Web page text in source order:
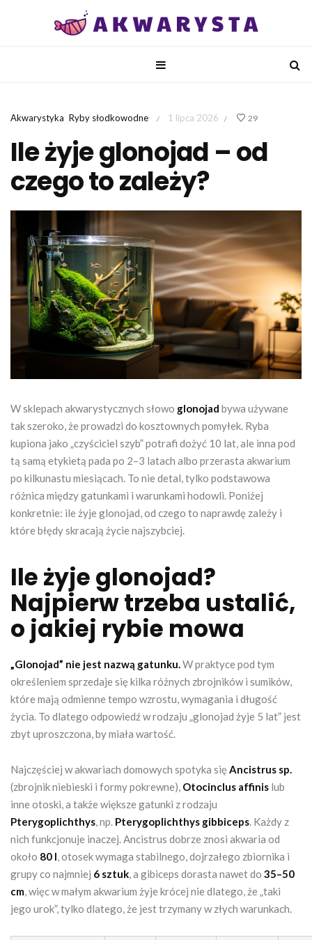
Akwarystyka Ryby słodkowodne / 1 lipca 2026 / 29
Ile żyje glonojad – od
czego to zależy?
W sklepach akwarystycznych słowo glonojad bywa używane
tak szeroko, że prowadzi do kosztownych pomyłek. Ryba
kupiona jako „czyściciel szyb” potrafi dożyć 10 lat, ale inna pod
tą samą etykietą pada po 2–3 latach albo przerasta akwarium
po kilkunastu miesiącach. To nie detal, tylko podstawowa
różnica między gatunkami i warunkami hodowli. Poniżej
konkretnie: ile żyje glonojad, od czego to naprawdę zależy i
które błędy skracają życie najszybciej.
Ile żyje glonojad?
Najpierw trzeba ustalić,
o jakiej rybie mowa
„Glonojad” nie jest nazwą gatunku.W praktyce pod tym
określeniem sprzedaje się kilka różnych zbrojników i sumików,
które mają odmienne tempo wzrostu, wymagania i długość
życia. To dlatego odpowiedź w rodzaju „glonojad żyje 5 lat” jest
zbyt uproszczona, by miała wartość.
Najczęściej w akwariach domowych spotyka sięAncistrus sp.
(zbrojnik niebieski i formy pokrewne), Otocinclus affinis lub
inne otoski, a także większe gatunki z rodzaju
Pterygoplichthys, np. Pterygoplichthys gibbiceps. Każdy z
nich funkcjonuje inaczej. Ancistrus dobrze znosi akwaria od
około 80 l, otosek wymaga stabilnego, dojrzałego zbiornika i
grupy co najmniej 6 sztuk, a gibiceps dorasta nawet do 35–50
cm, więc w małym akwarium żyje krócej nie dlatego, że „taki
jego urok”, tylko dlatego, że jest trzymany w złych warunkach.